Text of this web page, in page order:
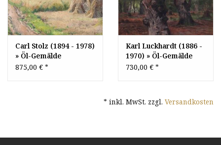
Carl Stolz (1894 - 1978)
» Öl-Gemälde
Impressionismus
875,00 € *
Karl Luckhardt (1886 -
1970) » Öl-Gemälde
Wald Waldlandschaft
730,00 € *
* inkl. MwSt. zzgl. Versandkosten